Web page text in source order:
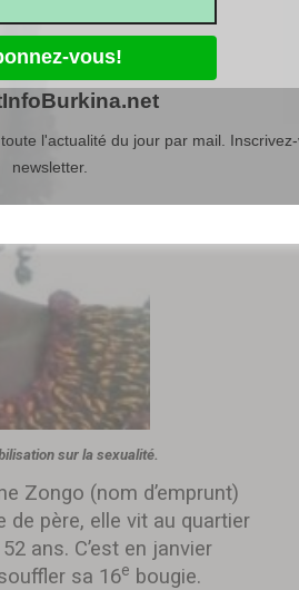
sur la sexualité.
Zongo (nom d’emprunt)
de père, elle vit au quartier
ans. C’est en janvier
sa 16e bougie.
l'actualité du jour par mail.
newsletter.